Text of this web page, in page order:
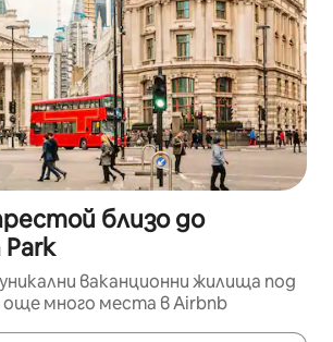
близо до
ваканционни жилища под
още много места в Airbnb